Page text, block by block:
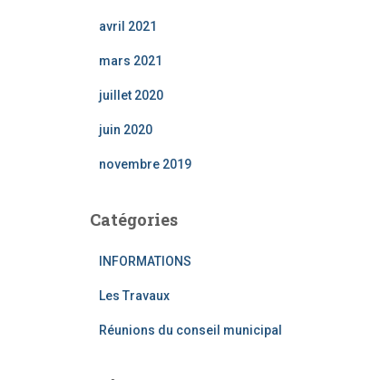
avril 2021
mars 2021
juillet 2020
juin 2020
novembre 2019
Catégories
INFORMATIONS
Les Travaux
Réunions du conseil municipal